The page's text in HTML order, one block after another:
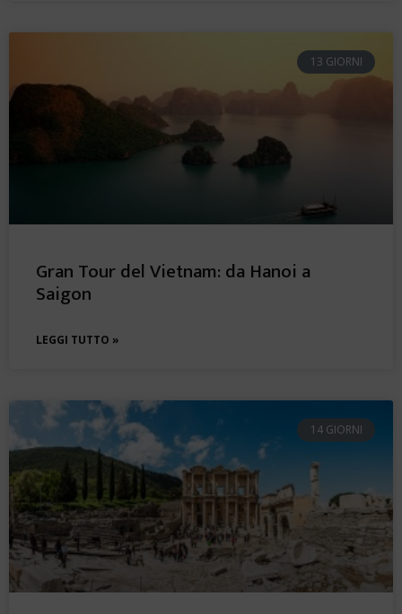
13 GIORNI
Gran Tour del Vietnam: da Hanoi a
Saigon
LEGGI TUTTO »
14 GIORNI